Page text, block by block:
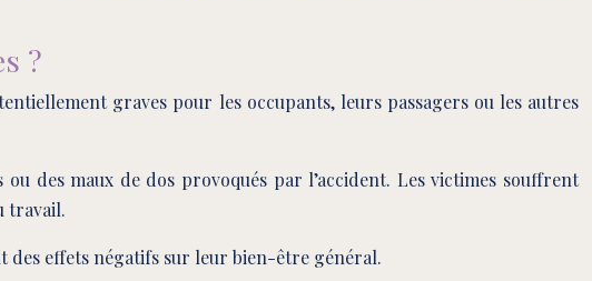
?
graves pour les occupants, leurs passagers ou les autres
des maux de dos provoqués par l’accident. Les victimes souffrent
travail.
des effets négatifs sur leur bien-être général.